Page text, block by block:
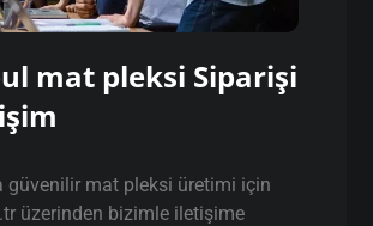
mat pleksi Siparişi
güvenilir mat pleksi üretimi için
üzerinden bizimle iletişime